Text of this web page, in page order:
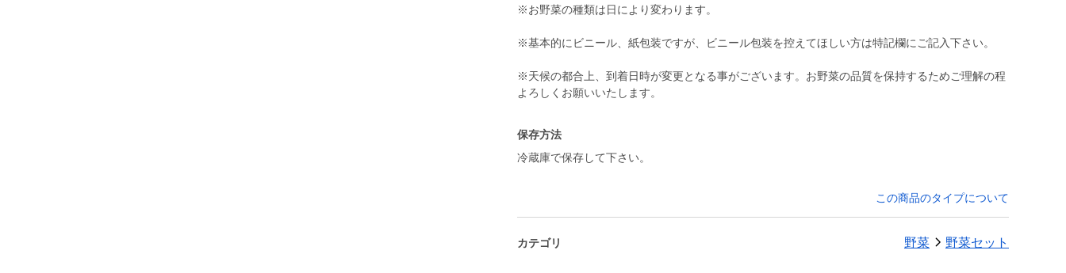
※お野菜の種類は日により変わります。
※基本的にビニール、紙包装ですが、ビニール包装を控えてほしい方は特記欄にご記入下さい。
※天候の都合上、到着日時が変更となる事がございます。お野菜の品質を保持するためご理解の程
よろしくお願いいたします。
保存方法
冷蔵庫で保存して下さい。
この商品のタイプについて
カテゴリ 野菜 野菜セット